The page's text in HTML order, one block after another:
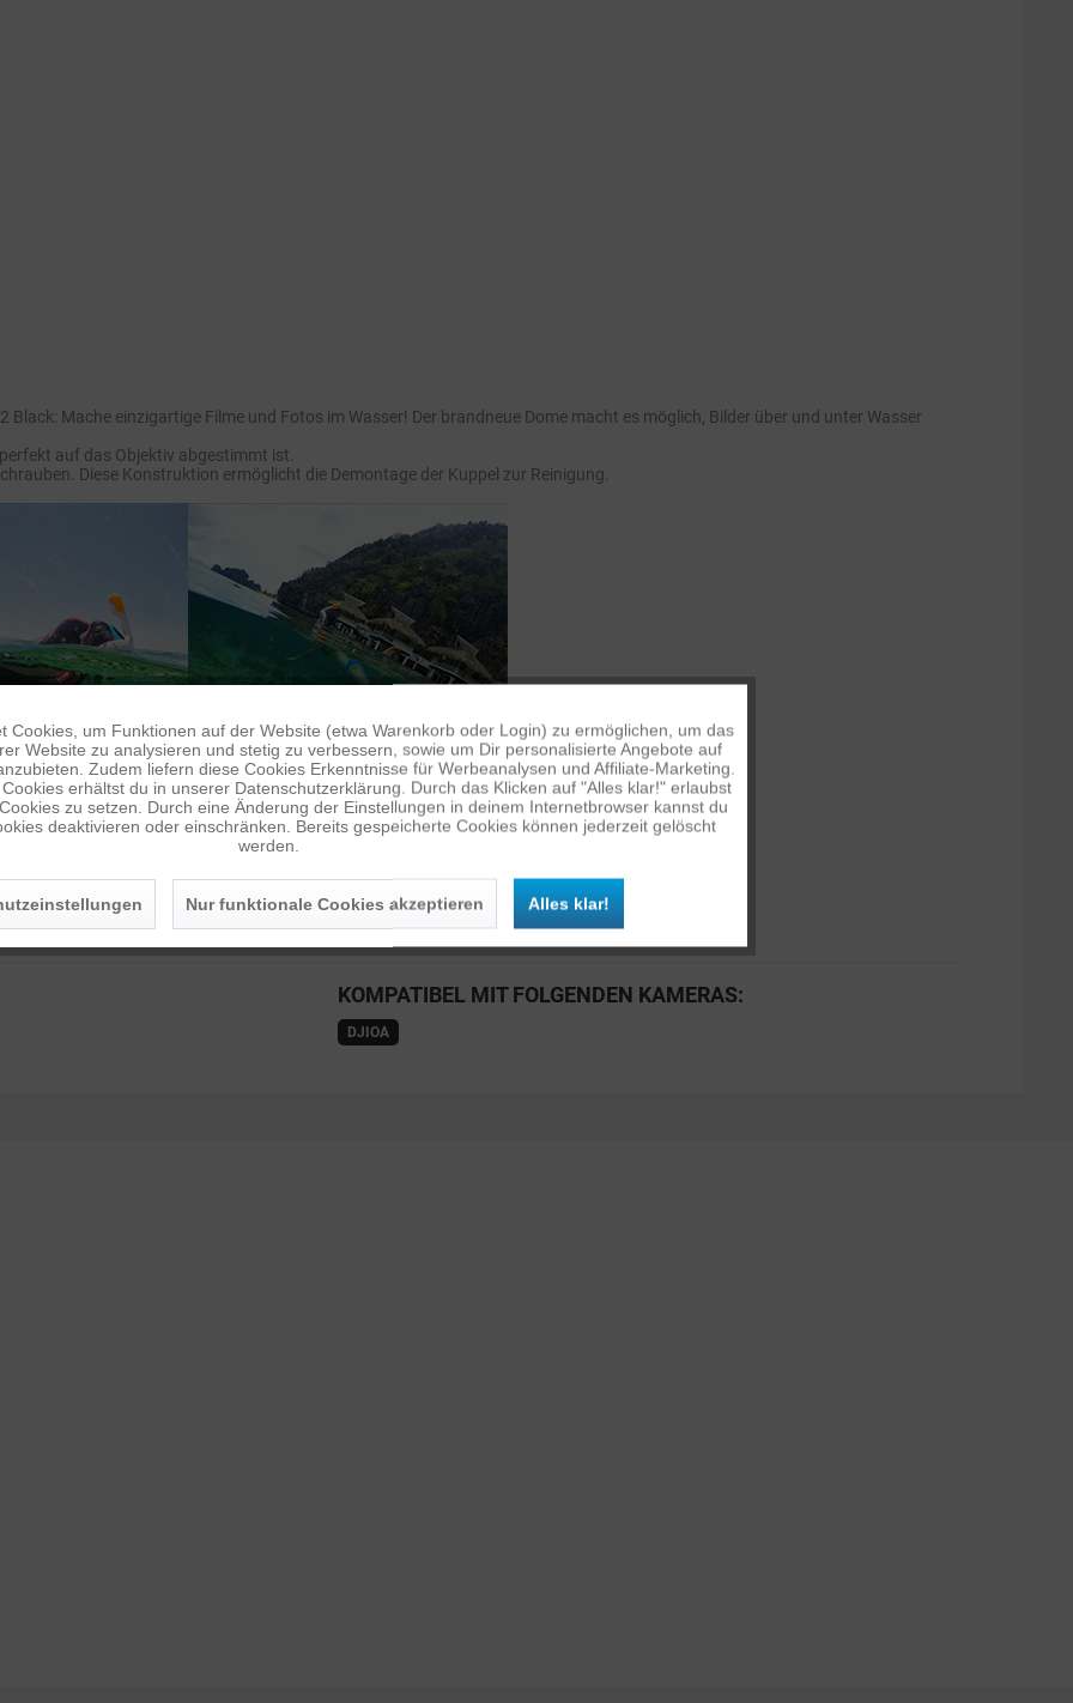
Black: Mache einzigartige Filme und Fotos im Wasser! Der brandneue Dome macht es möglich, Bilder über und unter Wasser
auf das Objektiv abgestimmt ist.
Diese Konstruktion ermöglicht die Demontage der Kuppel zur Reinigung.
KOMPATIBEL MIT FOLGENDEN KAMERAS:
DJIOA
Aktiv
Inaktiv
Inaktiv
Inaktiv
Cookies, um Funktionen auf der Website (etwa Warenkorb oder Login) zu ermöglichen, um das
Website zu analysieren und stetig zu verbessern, sowie um Dir personalisierte Angebote auf
Zudem liefern diese Cookies Erkenntnisse für Werbeanalysen und Affiliate-Marketing.
erhältst du in unserer Datenschutzerklärung. Durch das Klicken auf "Alles klar!" erlaubst
zu setzen. Durch eine Änderung der Einstellungen in deinem Internetbrowser kannst du
deaktivieren oder einschränken. Bereits gespeicherte Cookies können jederzeit gelöscht
werden.
Nur funktionale Cookies akzeptieren Alles klar!